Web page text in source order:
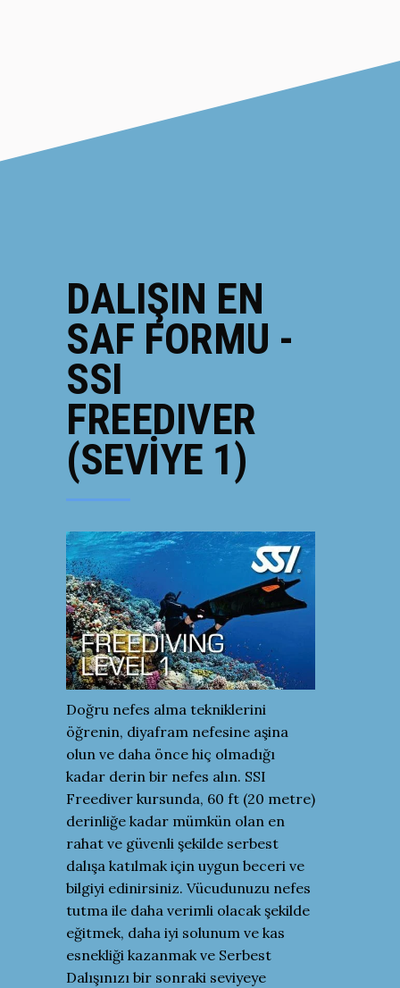
DALIŞIN EN
SAF FORMU -
SSI
FREEDIVER
(SEVİYE 1)
Doğru nefes alma tekniklerini
öğrenin, diyafram nefesine aşina
olun ve daha önce hiç olmadığı
kadar derin bir nefes alın. SSI
Freediver kursunda, 60 ft (20 metre)
derinliğe kadar mümkün olan en
rahat ve güvenli şekilde serbest
dalışa katılmak için uygun beceri ve
bilgiyi edinirsiniz. Vücudunuzu nefes
tutma ile daha verimli olacak şekilde
eğitmek, daha iyi solunum ve kas
esnekliği kazanmak ve Serbest
Dalışınızı bir sonraki seviyeye